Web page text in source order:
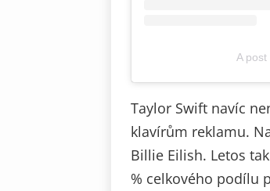
A post
Taylor Swift navíc
klavírům reklamu.
Billie Eilish. Letos
% celkového podílu